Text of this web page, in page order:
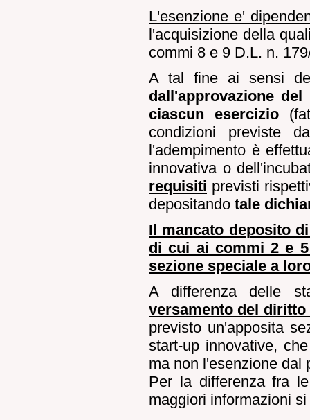
L'esenzione e'
l'acquisizione della
commi 8 e 9 D.L. n.
A tal fine ai sensi
dall'approvazione del
ciascun esercizio
condizioni previste
l'adempimento è
innovativa o
requisiti previsti
depositando tale
Il mancato deposito
di cui ai commi 2 e
sezione speciale a
A differenza delle
versamento del diritto
previsto un'apposita
start-up innovative,
ma non l'esenzione dal
Per la differenza fra
maggiori informazioni